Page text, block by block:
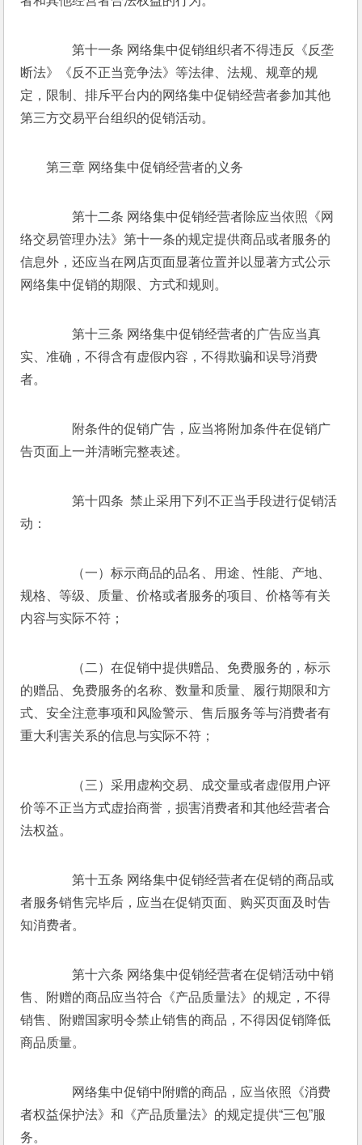
第十一条 网络集中促销组织者不得违反《反垄
断法》《反不正当竞争法》等法律、法规、规章的规
定，限制、排斥平台内的网络集中促销经营者参加其他
第三方交易平台组织的促销活动。
第三章 网络集中促销经营者的义务
第十二条 网络集中促销经营者除应当依照《网
络交易管理办法》第十一条的规定提供商品或者服务的
信息外，还应当在网店页面显著位置并以显著方式公示
网络集中促销的期限、方式和规则。
第十三条 网络集中促销经营者的广告应当真
实、准确，不得含有虚假内容，不得欺骗和误导消费
者。
附条件的促销广告，应当将附加条件在促销广
告页面上一并清晰完整表述。
第十四条  禁止采用下列不正当手段进行促销活
动：
（一）标示商品的品名、用途、性能、产地、
规格、等级、质量、价格或者服务的项目、价格等有关
内容与实际不符；
（二）在促销中提供赠品、免费服务的，标示
的赠品、免费服务的名称、数量和质量、履行期限和方
式、安全注意事项和风险警示、售后服务等与消费者有
重大利害关系的信息与实际不符；
（三）采用虚构交易、成交量或者虚假用户评
价等不正当方式虚抬商誉，损害消费者和其他经营者合
法权益。
第十五条 网络集中促销经营者在促销的商品或
者服务销售完毕后，应当在促销页面、购买页面及时告
知消费者。
第十六条 网络集中促销经营者在促销活动中销
售、附赠的商品应当符合《产品质量法》的规定，不得
销售、附赠国家明令禁止销售的商品，不得因促销降低
商品质量。
网络集中促销中附赠的商品，应当依照《消费
者权益保护法》和《产品质量法》的规定提供“三包”服
务。